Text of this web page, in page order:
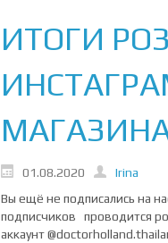
ИТОГИ
01.08.2020
Irina
Вы ещё не подписались на
подписчиков проводится
аккаунт